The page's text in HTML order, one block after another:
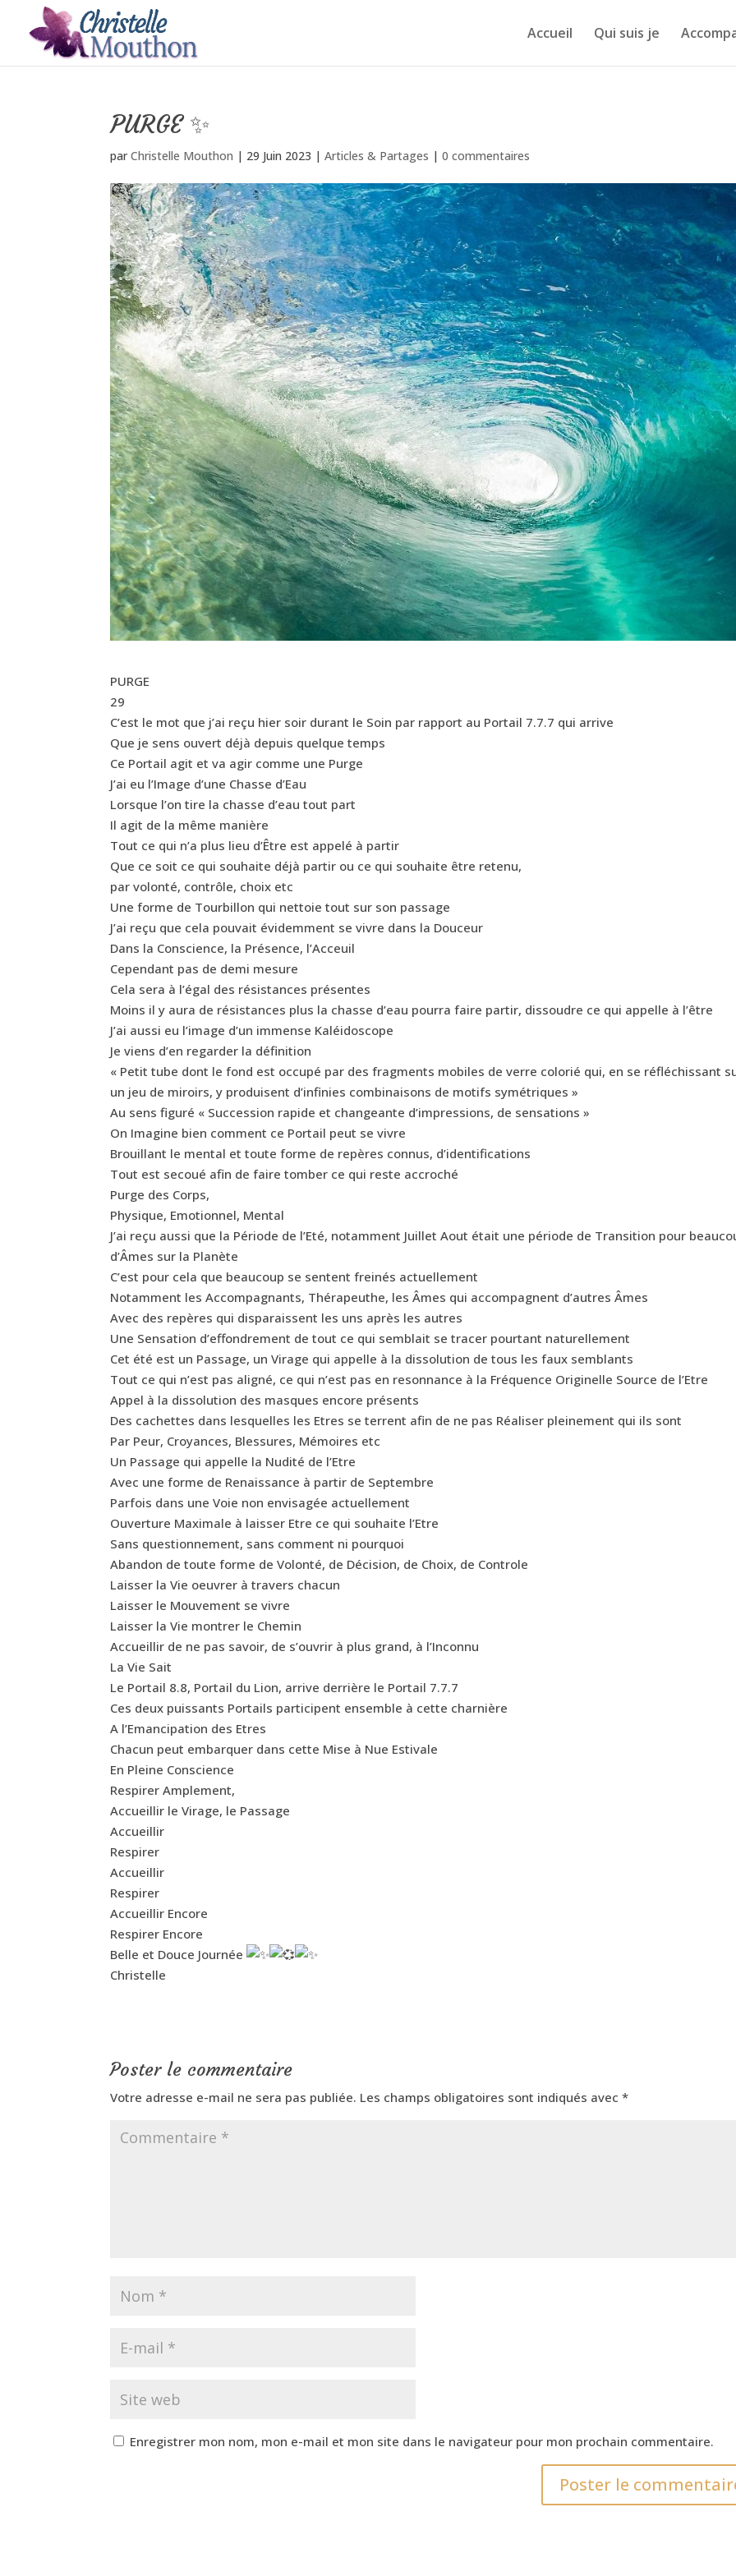
Accueil Qui suis je
PURGE ✨
parChristelle Mouthon | 29 Juin 2023 |Articles & Partages |0 commentaires
PURGE
29
C’est le mot que j’ai reçu hier soir durant le Soin par rapport au Portail 7.7.7 qui arrive
Que je sens ouvert déjà depuis quelque temps
Ce Portail agit et va agir comme une Purge
J’ai eu l’Image d’une Chasse d’Eau
Lorsque l’on tire la chasse d’eau tout part
Il agit de la même manière
Tout ce qui n’a plus lieu d’Être est appelé à partir
Que ce soit ce qui souhaite déjà partir ou ce qui souhaite être retenu,
par volonté, contrôle, choix etc
Une forme de Tourbillon qui nettoie tout sur son passage
J’ai reçu que cela pouvait évidemment se vivre dans la Douceur
Dans la Conscience, la Présence, l’Acceuil
Cependant pas de demi mesure
Cela sera à l’égal des résistances présentes
Moins il y aura de résistances plus la chasse d’eau pourra faire partir, dissoudre ce qui appelle à l’être
J’ai aussi eu l’image d’un immense Kaléidoscope
Je viens d’en regarder la définition
« Petit tube dont le fond est occupé par des fragments mobiles de verre colorié qui, en se réfléchissant
un jeu de miroirs, y produisent d’infinies combinaisons de motifs symétriques »
Au sens figuré « Succession rapide et changeante d’impressions, de sensations »
On Imagine bien comment ce Portail peut se vivre
Brouillant le mental et toute forme de repères connus, d’identifications
Tout est secoué afin de faire tomber ce qui reste accroché
Purge des Corps,
Physique, Emotionnel, Mental
J’ai reçu aussi que la Période de l’Eté, notamment Juillet Aout était une période de Transition pour
d’Âmes sur la Planète
C’est pour cela que beaucoup se sentent freinés actuellement
Notamment les Accompagnants, Thérapeuthe, les Âmes qui accompagnent d’autres Âmes
Avec des repères qui disparaissent les uns après les autres
Une Sensation d’effondrement de tout ce qui semblait se tracer pourtant naturellement
Cet été est un Passage, un Virage qui appelle à la dissolution de tous les faux semblants
Tout ce qui n’est pas aligné, ce qui n’est pas en resonnance à la Fréquence Originelle Source de l’Etre
Appel à la dissolution des masques encore présents
Des cachettes dans lesquelles les Etres se terrent afin de ne pas Réaliser pleinement qui ils sont
Par Peur, Croyances, Blessures, Mémoires etc
Un Passage qui appelle la Nudité de l’Etre
Avec une forme de Renaissance à partir de Septembre
Parfois dans une Voie non envisagée actuellement
Ouverture Maximale à laisser Etre ce qui souhaite l’Etre
Sans questionnement, sans comment ni pourquoi
Abandon de toute forme de Volonté, de Décision, de Choix, de Controle
Laisser la Vie oeuvrer à travers chacun
Laisser le Mouvement se vivre
Laisser la Vie montrer le Chemin
Accueillir de ne pas savoir, de s’ouvrir à plus grand, à l’Inconnu
La Vie Sait
Le Portail 8.8, Portail du Lion, arrive derrière le Portail 7.7.7
Ces deux puissants Portails participent ensemble à cette charnière
A l’Emancipation des Etres
Chacun peut embarquer dans cette Mise à Nue Estivale
En Pleine Conscience
Respirer Amplement,
Accueillir le Virage, le Passage
Accueillir
Respirer
Accueillir
Respirer
Accueillir Encore
Respirer Encore
Belle et Douce Journée
Christelle
Poster le commentaire
Votre adresse e-mail ne sera pas publiée. Les champs obligatoires sont indiqués avec*
Enregistrer mon nom, mon e-mail et mon site dans le navigateur pour mon prochain commentaire.